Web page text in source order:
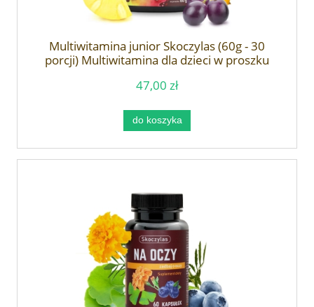
Multiwitamina junior Skoczylas (60g - 30
porcji) Multiwitamina dla dzieci w proszku
47,00 zł
do koszyka